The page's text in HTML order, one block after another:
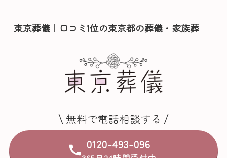
東京葬儀｜口コミ1位の東京都の葬儀・家族葬
無料で電話相談する
0120-493-096